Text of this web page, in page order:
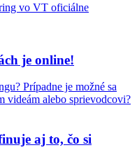
vo VT oficiálne
je online!
Prípadne je možné sa
videám alebo sprievodcovi?
aj to, čo si